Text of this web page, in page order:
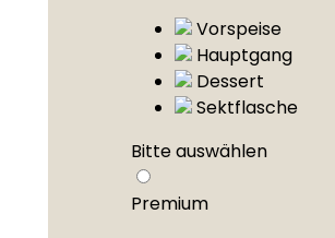
Vorspeise
Hauptgang
Dessert
Sektflasche
Bitte auswählen
Premium